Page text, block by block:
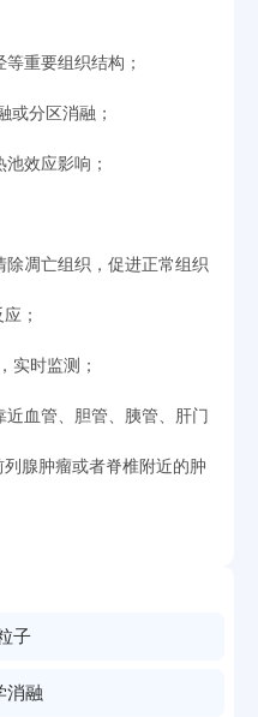
重要组织结构；
或分区消融；
效应影响；
凋亡组织，促进正常组织
；
实时监测；
血管、胆管、胰管、肝门
腺肿瘤或者脊椎附近的肿
子
消融